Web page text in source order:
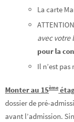
La carte
avec votre
pour la
Il n’est pas
Monter au 15ème
dossier de pré-
avant l’admission.